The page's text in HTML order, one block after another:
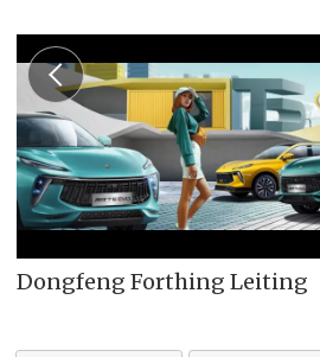
Dongfeng Forthing Leiting